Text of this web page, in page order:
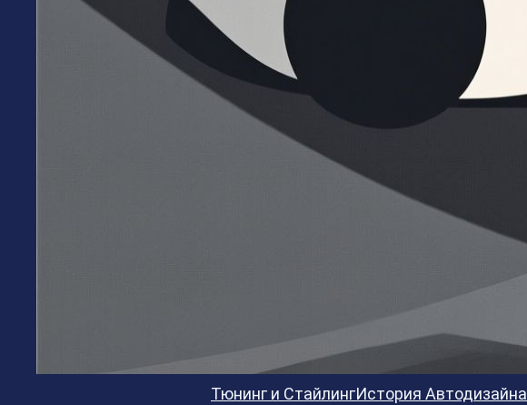
Тюнинг и СтайлингИстория Автодизайна